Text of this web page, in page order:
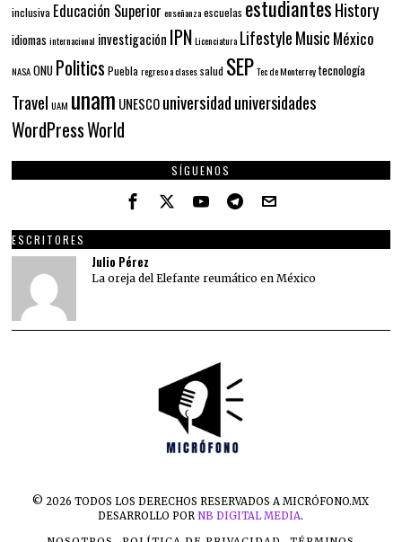
inclusiva Educación Superior enseñanza escuelas estudiantesHistory
idiomas internacional investigación IPN Licenciatura LifestyleMusic México
NASA ONU Politics Puebla regreso a clases salud SEP Tec de Monterrey tecnología
Travel UAM unam UNESCOuniversidaduniversidades
WordPressWorld
SÍGUENOS
ESCRITORES
Julio Pérez
La oreja del Elefante reumático en México
©2026 TODOS LOS DERECHOS RESERVADOS A MICRÓFONO.MX
DESARROLLO POR NB DIGITAL MEDIA.